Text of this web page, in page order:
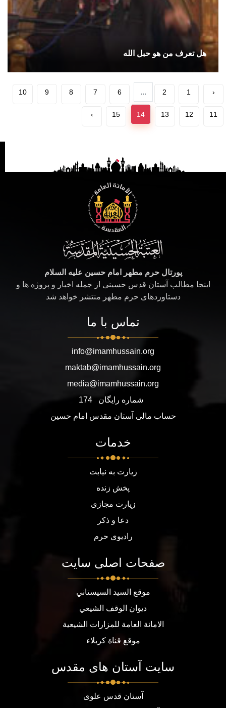
هل تعرف من هو حبل الله
‹
1
2
...
6
7
8
9
10
11
12
13
14
15
›
پورتال حرم مطهر امام حسین علیه السلام
اینجا مطالب آستان قدس حسینی از جمله اخبار و پروژه ها و
دستاوردهای حرم مطهر منتشر خواهد شد
تماس با ما
info@imamhussain.org
maktab@imamhussain.org
media@imamhussain.org
شماره رایگان
174
حساب مالی آستان مقدس امام حسین
خدمات
زیارت به نیابت
پخش زنده
زیارت مجازی
دعا و ذکر
رادیوی حرم
صفحات اصلی سایت
موقع السيد السيستاني
ديوان الوقف الشيعي
الامانة العامة للمزارات الشيعية
موقع قناة كربلاء
سایت آستان های مقدس
آستان قدس علوی